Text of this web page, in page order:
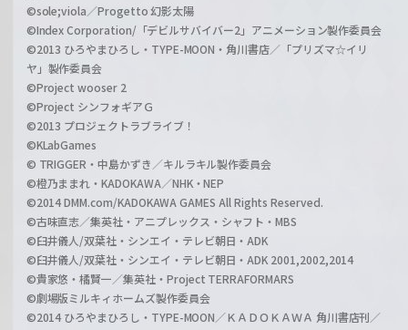
©sole;viola／Progetto 幻影太陽
©Index Corporation/「デビルサバイバー2」アニメーション製作委員会
©2013 ひろやまひろし・TYPE-MOON・角川書店／「プリズマ☆イリ
ヤ」製作委員会
©Project wooser 2
©Project シンフォギアＧ
©2013 プロジェクトラブライブ！
©KLabGames
© TRIGGER・中島かずき／キルラキル製作委員会
©橙乃ままれ・KADOKAWA／NHK・NEP
©2014 DMM.com/KADOKAWA GAMES All Rights Reserved.
©古味直志／集英社・アニプレックス・シャフト・MBS
©臼井儀人/双葉社・シンエイ・テレビ朝日・ADK
©臼井儀人/双葉社・シンエイ・テレビ朝日・ADK 2001,2002,2014
©貴家悠・橘賢一／集英社・Project TERRAFORMARS
©劇場版ミルキィホームズ製作委員会
©2014 ひろやまひろし・TYPE-MOON／ＫＡＤＯＫＡＷＡ 角川書店刊／